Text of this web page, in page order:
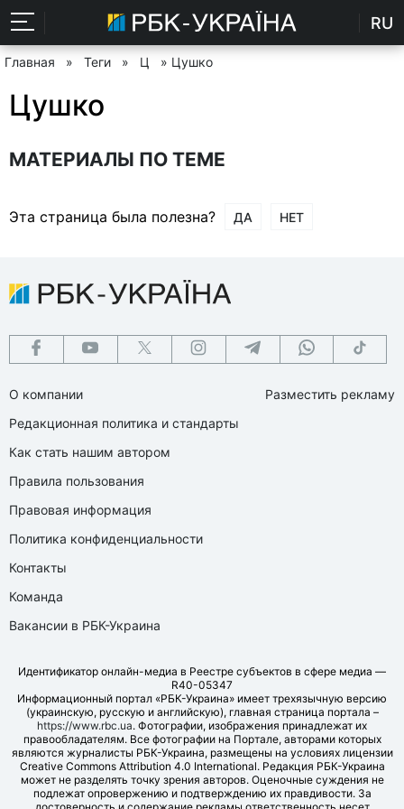
RU
Главная » Теги » Ц » Цушко
Цушко
МАТЕРИАЛЫ ПО ТЕМЕ
Эта страница была полезна? ДА НЕТ
О компании
Редакционная политика и стандарты
Как стать нашим автором
Правила пользования
Правовая информация
Политика конфиденциальности
Контакты
Команда
Вакансии в РБК-Украина
Разместить рекламу
Идентификатор онлайн-медиа в Реестре субъектов в сфере медиа —
R40-05347
Информационный портал «РБК-Украина» имеет трехязычную версию
(украинскую, русскую и английскую), главная страница портала –
https://www.rbc.ua. Фотографии, изображения принадлежат их
правообладателям. Все фотографии на Портале, авторами которых
являются журналисты РБК-Украина, размещены на условиях лицензии
Creative Commons Attribution 4.0 International. Редакция РБК-Украина
может не разделять точку зрения авторов. Оценочные суждения не
подлежат опровержению и подтверждению их правдивости. За